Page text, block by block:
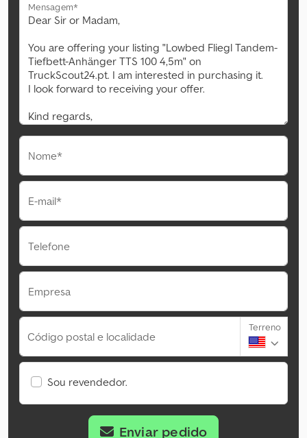
Mensagem*
Nome*
E-mail*
Telefone
Empresa
Código postal e localidade
Terreno
Sou revendedor.
Enviar pedido